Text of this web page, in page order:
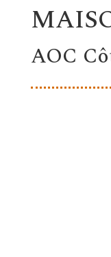
AOC